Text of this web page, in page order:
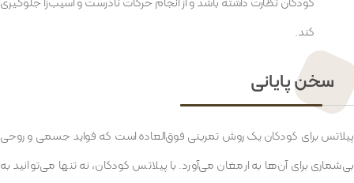
کند.
سخن پایانی
پیلاتس برای کودکان یک روش تمرینی فوق‌العاده است که فواید جسمی و روحی
بی‌شماری برای آن‌ها به ارمغان می‌آورد. با پیلاتس کودکان، نه تنها می‌توانید به